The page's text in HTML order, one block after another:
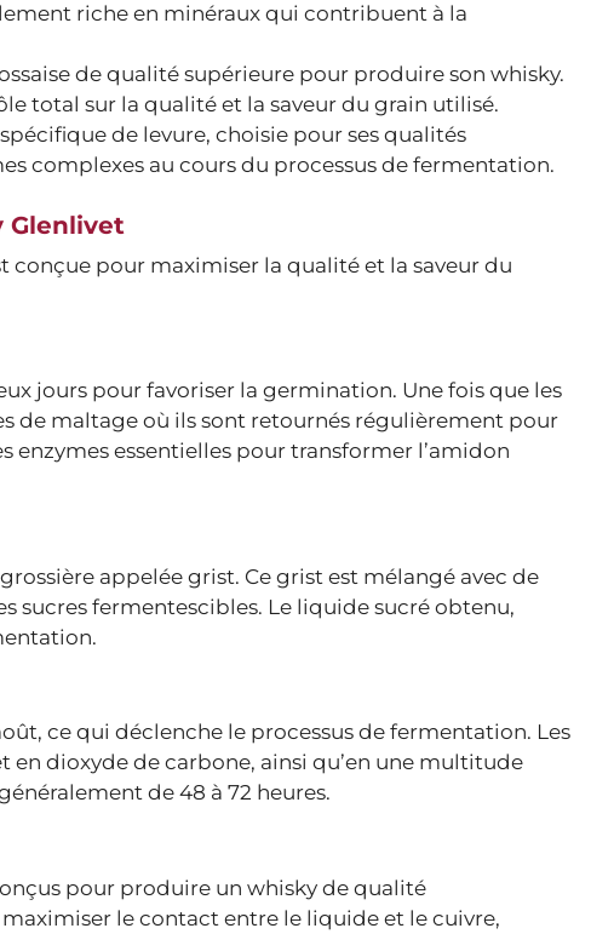
riche en minéraux qui contribuent à la
de qualité supérieure pour produire son whisky.
total sur la qualité et la saveur du grain utilisé.
de levure, choisie pour ses qualités
complexes au cours du processus de fermentation.
Glenlivet
conçue pour maximiser la qualité et la saveur du
jours pour favoriser la germination. Une fois que les
de maltage où ils sont retournés régulièrement pour
enzymes essentielles pour transformer l’amidon
appelée grist. Ce grist est mélangé avec de
sucres fermentescibles. Le liquide sucré obtenu,
ce qui déclenche le processus de fermentation. Les
en dioxyde de carbone, ainsi qu’en une multitude
de 48 à 72 heures.
pour produire un whisky de qualité
le contact entre le liquide et le cuivre,